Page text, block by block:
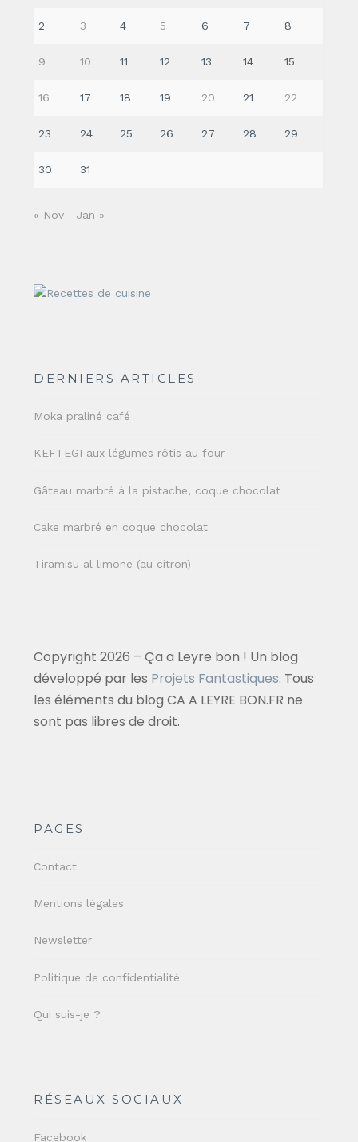
2 3 4 5 6 7 8
9 10 11 12 13 14 15
16 17 18 19 20 21 22
23 24 25 26 27 28 29
30 31
« Nov Jan »
DERNIERS ARTICLES
Moka praliné café
KEFTEGI aux légumes rôtis au four
Gâteau marbré à la pistache, coque chocolat
Cake marbré en coque chocolat
Tiramisu al limone (au citron)
Copyright 2026 – Ça a Leyre bon ! Un blog
développé par les Projets Fantastiques. Tous
les éléments du blog CA A LEYRE BON.FR ne
sont pas libres de droit.
PAGES
Contact
Mentions légales
Newsletter
Politique de confidentialité
Qui suis-je ?
RÉSEAUX SOCIAUX
Facebook